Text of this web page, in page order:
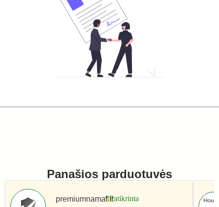
Panašios parduotuvės
premiumnamai.lt